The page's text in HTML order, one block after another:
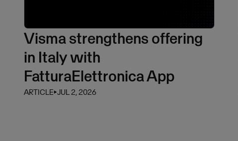
Visma strengthens offering
in Italy with
FatturaElettronica App
ARTICLE⏵JUL 2, 2026